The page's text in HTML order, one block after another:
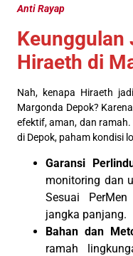
Anti Rayap
Keunggulan
Hiraeth di
Nah, kenapa Hiraeth
Margonda Depok?
efektif, aman, dan
di Depok, paham kondisi
Garansi
monitoring dan
Sesuai
jangka panjang.
Bahan dan
ramah